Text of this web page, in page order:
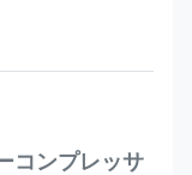
コンプレッサ